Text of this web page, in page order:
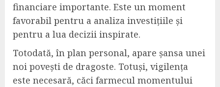
financiare importante. Este un moment
favorabil pentru a analiza investițiile și
pentru a lua decizii inspirate.
Totodată, în plan personal, apare șansa unei
noi povești de dragoste. Totuși, vigilența
este necesară, căci farmecul momentului